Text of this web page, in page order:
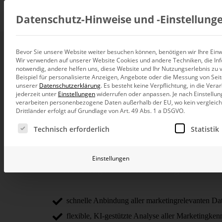
Beratung
Datenintegration
Individuelle Datenarchitektur-
BI und Analytics
Ganzheitliche Data-Analytics-
Planung, Forecasting und Simulation
Betrieb und
mit Bissantz-
sam­keit Ihrer Marke­ting­­maß­nahmen
Werbe­­budgets auf die richtigen
schnelle Anbindung aller marketingrelevanten
flexible, KI-gestützte Analyse aller
Datenschutz-Hinweise und
Bevor Sie unsere Website weiter besuchen können, benötigen wir Ihre
Wir verwenden auf unserer Website Cookies und andere Techniken, die
notwendig, andere helfen uns, diese Website und Ihr Nutzungserlebnis zu
Beispiel für personalisierte Anzeigen, Angebote oder die Messung von
unserer Datenschutzerklärung. Es besteht keine Verpflichtung, in die
jederzeit unter Einstellungenwiderrufen oder anpassen. Je nach
verarbeiten personenbezogene Daten außerhalb der EU, wo kein
Drittländer erfolgt auf Grundlage von Art. 49 Abs. 1 a DSGVO.
Es folgt eine Liste der Service-Gruppen, für die eine
Technisch erforderlich Statistik
Einstellungen